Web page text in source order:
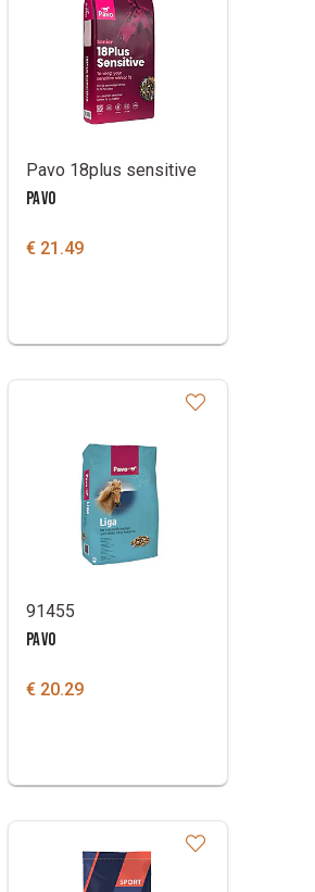
Pavo 18plus sensitive
PAVO
€ 21.49
91455
PAVO
€ 20.29